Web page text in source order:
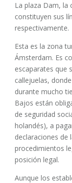
La plaza Dam, la
constituyen sus
respectivamente.
Esta es la zona
Ámsterdam. Es
escaparates que
callejuelas,
durante mucho
Bajos están
de seguridad
holandés), a
declaraciones de
procedimientos
posición legal.
Aunque los